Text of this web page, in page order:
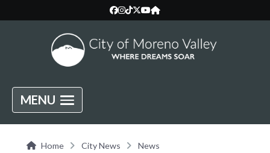
MENU
Home City News News